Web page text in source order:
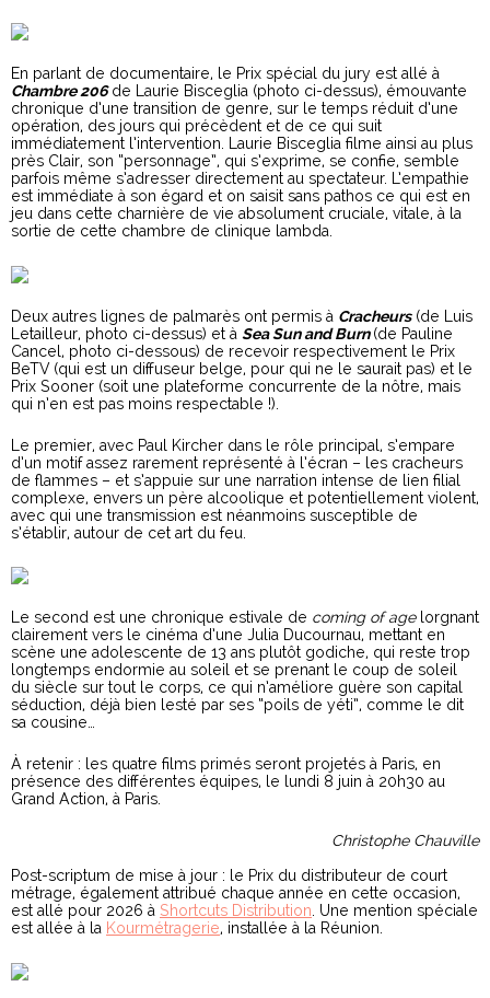
En parlant de documentaire, le Prix spécial du jury est allé à
Chambre 206de Laurie Bisceglia (photo ci-dessus), émouvante
chronique d’une transition de genre, sur le temps réduit d’une
opération, des jours qui précèdent et de ce qui suit
immédiatement l’intervention. Laurie Bisceglia filme ainsi au plus
près Clair, son “personnage”, qui s’exprime, se confie, semble
parfois même s’adresser directement au spectateur. L’empathie
est immédiate à son égard et on saisit sans pathos ce qui est en
jeu dans cette charnière de vie absolument cruciale, vitale, à la
sortie de cette chambre de clinique lambda.
Deux autres lignes de palmarès ont permis à Cracheurs(de Luis
Letailleur, photo ci-dessus) et à Sea Sun and Burn(de Pauline
Cancel, photo ci-dessous) de recevoir respectivement le Prix
BeTV (qui est un diffuseur belge, pour qui ne le saurait pas) et le
Prix Sooner (soit une plateforme concurrente de la nôtre, mais
qui n’en est pas moins respectable !).
Le premier, avec Paul Kircher dans le rôle principal, s’empare
d’un motif assez rarement représenté à l’écran – les cracheurs
de flammes – et s’appuie sur une narration intense de lien filial
complexe, envers un père alcoolique et potentiellement violent,
avec qui une transmission est néanmoins susceptible de
s’établir, autour de cet art du feu.
Le second est une chronique estivale de coming of agelorgnant
clairement vers le cinéma d’une Julia Ducournau, mettant en
scène une adolescente de 13 ans plutôt godiche, qui reste trop
longtemps endormie au soleil et se prenant le coup de soleil
du siècle sur tout le corps, ce qui n’améliore guère son capital
séduction, déjà bien lesté par ses “poils de yéti”, comme le dit
sa cousine…
À retenir : les quatre films primés seront projetés à Paris, en
présence des différentes équipes, le lundi 8 juin à 20h30 au
Grand Action, à Paris.
Christophe Chauville
Post-scriptum de mise à jour : le Prix du distributeur de court
métrage, également attribué chaque année en cette occasion,
est allé pour 2026 à Shortcuts Distribution. Une mention spéciale
est allée à la Kourmétragerie, installée à la Réunion.